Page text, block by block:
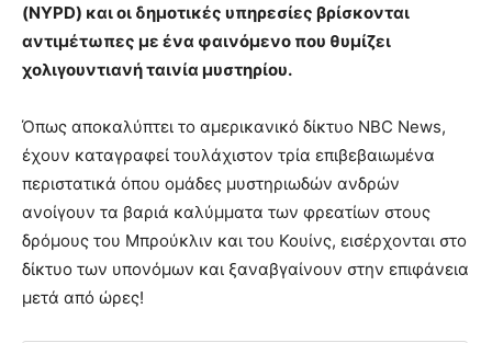
(NYPD) και οι δημοτικές υπηρεσίες βρίσκονται
αντιμέτωπες με ένα φαινόμενο που θυμίζει
χολιγουντιανή ταινία μυστηρίου.
Όπως αποκαλύπτει το αμερικανικό δίκτυο NBC News,
έχουν καταγραφεί τουλάχιστον τρία επιβεβαιωμένα
περιστατικά όπου ομάδες μυστηριωδών ανδρών
ανοίγουν τα βαριά καλύμματα των φρεατίων στους
δρόμους του Μπρούκλιν και του Κουίνς, εισέρχονται στο
δίκτυο των υπονόμων και ξαναβγαίνουν στην επιφάνεια
μετά από ώρες!